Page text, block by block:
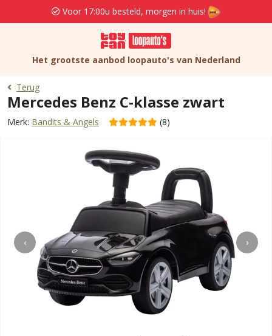
Voor 17:00u besteld, morgen in huis!
Het grootste aanbod loopauto's van Nederland
Terug
Mercedes Benz C-klasse zwart
Merk: Bandits & Angels (8)
‹ ›